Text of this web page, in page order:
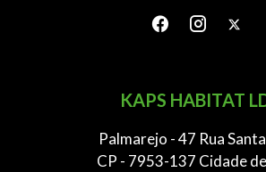
KAPS HABITAT
Palmarejo - 47 Rua
CP - 7953-137 Cidade